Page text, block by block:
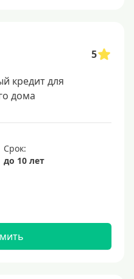
5
кредит для
дома
Срок:
до 10 лет